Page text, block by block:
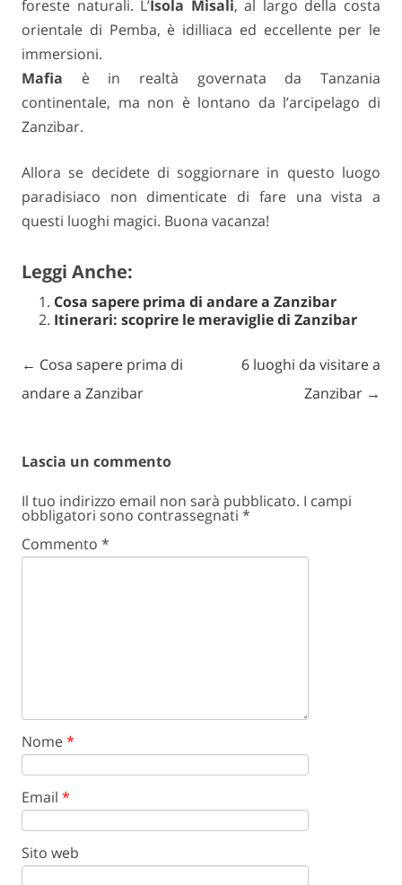
foreste naturali. L’Isola Misali, al largo della costa
orientale di Pemba, è idilliaca ed eccellente per le
immersioni.
Mafia è in realtà governata da Tanzania
continentale, ma non è lontano da l’arcipelago di
Zanzibar.
Allora se decidete di soggiornare in questo luogo
paradisiaco non dimenticate di fare una vista a
questi luoghi magici. Buona vacanza!
Leggi Anche:
Cosa sapere prima di andare a Zanzibar
Itinerari: scoprire le meraviglie di Zanzibar
Post navigation
← Cosa sapere prima di
andare a Zanzibar
6 luoghi da visitare a
Zanzibar →
Lascia un commento
Il tuo indirizzo email non sarà pubblicato. I campi
obbligatori sono contrassegnati *
Commento *
Nome*
Email *
Sito web